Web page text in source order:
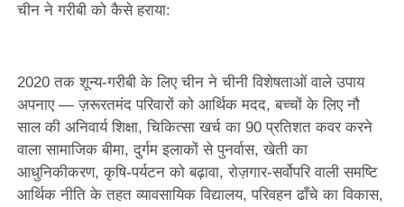
चीन ने गरीबी को कैसे हराया:
2020 तक शून्य-गरीबी के लिए चीन ने चीनी विशेषताओं वाले उपाय
अपनाए — ज़रूरतमंद परिवारों को आर्थिक मदद, बच्चों के लिए नौ
साल की अनिवार्य शिक्षा, चिकित्सा खर्च का 90 प्रतिशत कवर करने
वाला सामाजिक बीमा, दुर्गम इलाकों से पुनर्वास, खेती का
आधुनिकीकरण, कृषि-पर्यटन को बढ़ावा, रोज़गार-सर्वोपरि वाली समष्टि
आर्थिक नीति के तहत व्यावसायिक विद्यालय, परिवहन ढाँचे का विकास,